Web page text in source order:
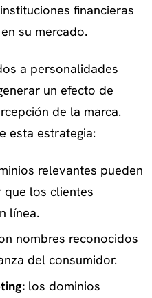
financieras
su mercado.
a personalidades
un efecto de
de la marca.
esta estrategia:
relevantes pueden
que los clientes
línea.
nombres reconocidos
del consumidor.
los dominios